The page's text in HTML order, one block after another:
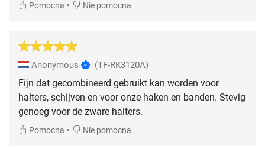
Pomocna • Nie pomocna
Anonymous (TF-RK3120A)
Fijn dat gecombineerd gebruikt kan worden voor
halters, schijven en voor onze haken en banden. Stevig
genoeg voor de zware halters.
Pomocna • Nie pomocna